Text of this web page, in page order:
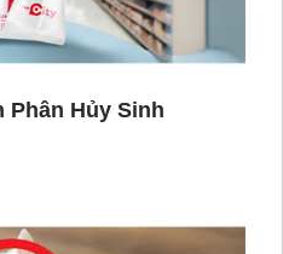
Phân Hủy Sinh